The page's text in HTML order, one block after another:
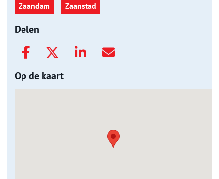
Zaandam Zaanstad
Delen
Op de kaart